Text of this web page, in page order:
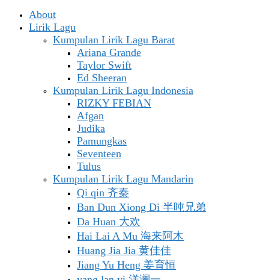
About
Lirik Lagu
Kumpulan Lirik Lagu Barat
Ariana Grande
Taylor Swift
Ed Sheeran
Kumpulan Lirik Lagu Indonesia
RIZKY FEBIAN
Afgan
Judika
Pamungkas
Seventeen
Tulus
Kumpulan Lirik Lagu Mandarin
Qi qin 齐秦
Ban Dun Xiong Di 半吨兄弟
Da Huan 大欢
Hai Lai A Mu 海来阿木
Huang Jia Jia 黄佳佳
Jiang Yu Heng 姜育恒